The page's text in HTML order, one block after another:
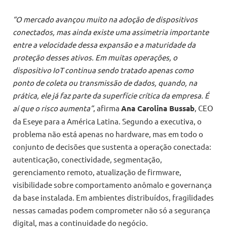
“O mercado avançou muito na adoção de dispositivos
conectados, mas ainda existe uma assimetria importante
entre a velocidade dessa expansão e a maturidade da
proteção desses ativos. Em muitas operações, o
dispositivo IoT continua sendo tratado apenas como
ponto de coleta ou transmissão de dados, quando, na
prática, ele já faz parte da superfície crítica da empresa. É
aí que o risco aumenta”, afirma Ana Carolina Bussab , CEO
da Eseye para a América Latina. Segundo a executiva, o
problema não está apenas no hardware, mas em todo o
conjunto de decisões que sustenta a operação conectada:
autenticação, conectividade, segmentação,
gerenciamento remoto, atualização de firmware,
visibilidade sobre comportamento anômalo e governança
da base instalada. Em ambientes distribuídos, fragilidades
nessas camadas podem comprometer não só a segurança
digital, mas a continuidade do negócio.